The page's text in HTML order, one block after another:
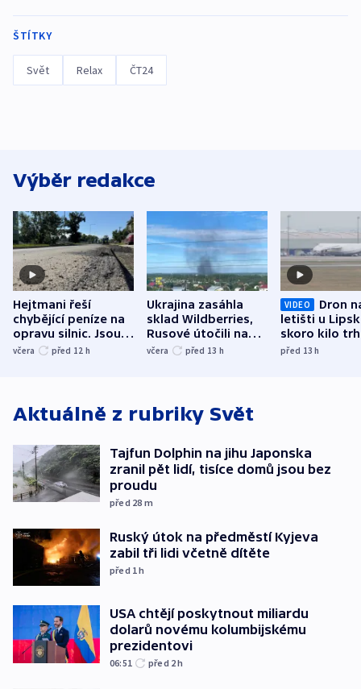
ŠTÍTKY
Svět Relax ČT24
Výběr redakce
Hejtmani řeší
chybějící peníze na
opravu silnic. Jsou
nenárokové, namítá
včera před 12 h
Ukrajina zasáhla
sklad Wildberries,
Rusové útočili na
trh, hasiče či
včera před 13 h
VIDEO
Dron
letišti u
skoro kilo
indicie
před 13h
Aktuálně z rubriky Svět
Tajfun Dolphin na jihu Japonska
zranil pět lidí, tisíce domů jsou bez
proudu
před 28 m
Ruský útok na předměstí Kyjeva
zabil tři lidi včetně dítěte
před 1h
USA chtějí poskytnout miliardu
dolarů novému kolumbijskému
prezidentovi
06:51 před 2h